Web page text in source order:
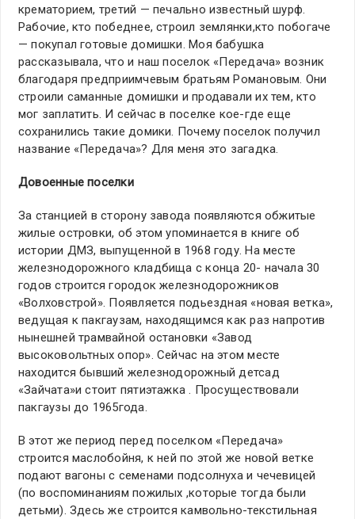
крематорием, третий — печально известный шурф.
Рабочие, кто победнее, строил землянки,кто побогаче
— покупал готовые домишки. Моя бабушка
рассказывала, что и наш поселок «Передача» возник
благодаря предприимчевым братьям Романовым. Они
строили саманные домишки и продавали их тем, кто
мог заплатить. И сейчас в поселке кое-где еще
сохранились такие домики. Почему поселок получил
название «Передача»? Для меня это загадка.
Довоенные поселки
За станцией в сторону завода появляются обжитые
жилые островки, об этом упоминается в книге об
истории ДМЗ, выпущенной в 1968 году. На месте
железнодорожного кладбища с конца 20- начала 30
годов строится городок железнодорожников
«Волховстрой». Появляется подьездная «новая ветка»,
ведущая к пакгаузам, находящимся как раз напротив
нынешней трамвайной остановки «Завод
высоковольтных опор». Сейчас на этом месте
находится бывший железнодорожный детсад
«Зайчата»и стоит пятиэтажка . Просуществовали
пакгаузы до 1965года.
В этот же период перед поселком «Передача»
строится маслобойня, к ней по этой же новой ветке
подают вагоны с семенами подсолнуха и чечевицей
(по воспоминаниям пожилых ,которые тогда были
детьми). Здесь же строится камвольно-текстильная